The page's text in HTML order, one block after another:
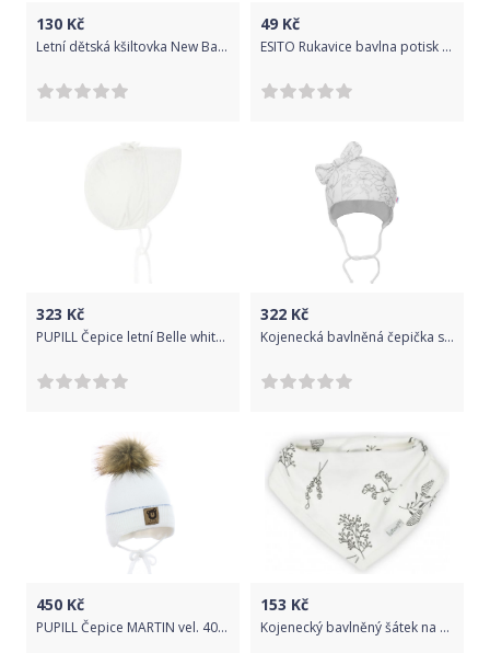
130 Kč
Letní dětská kšiltovka New Baby Sweet Pets bílá - Letní dětská kšiltovka New Baby Sweet Pets bílá
49 Kč
ESITO Rukavice bavlna potisk srdce, Barva srdce bílá / zelená, Velikost 68
323 Kč
PUPILL Čepice letní Belle white 42-44
322 Kč
Kojenecká bavlněná čepička s mašličkou New Baby NUNU bílá
450 Kč
PUPILL Čepice MARTIN vel. 40-42, bílá
153 Kč
Kojenecký bavlněný šátek na krk Nicol Ella bílé, Bílá, Univerzální